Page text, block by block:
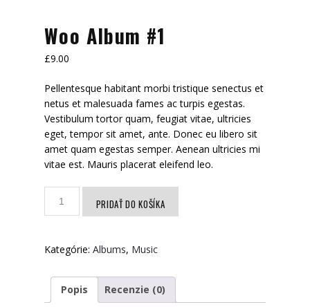
Woo Album #1
£9.00
Pellentesque habitant morbi tristique senectus et
netus et malesuada fames ac turpis egestas.
Vestibulum tortor quam, feugiat vitae, ultricies
eget, tempor sit amet, ante. Donec eu libero sit
amet quam egestas semper. Aenean ultricies mi
vitae est. Mauris placerat eleifend leo.
Woo
PRIDAŤ DO KOŠÍKA
Kategórie: Albums, Music
Popis Recenzie (0)